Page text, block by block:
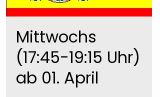
Mittwochs
(17:45-19:15 Uhr)
ab 01. April